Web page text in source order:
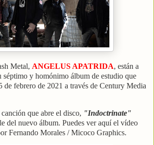
Metal, ANGELUS APATRIDA, están a
séptimo y homónimo álbum de estudio que
de febrero de 2021 a través de Century Media
que abre el disco, "Indoctrinate"
del nuevo álbum. Puedes ver aquí el vídeo
Fernando Morales / Micoco Graphics.